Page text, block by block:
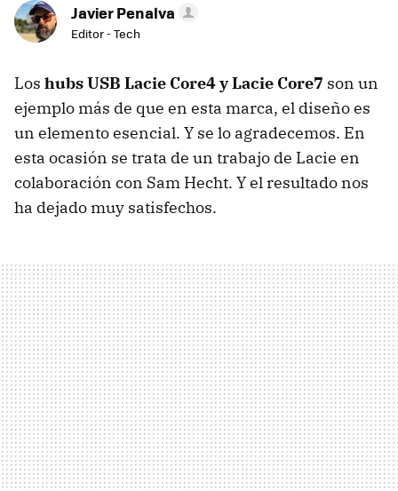
Javier Penalva
Editor - Tech
Los hubs USB Lacie Core4 y Lacie Core7 son un
ejemplo más de que en esta marca, el diseño es
un elemento esencial. Y se lo agradecemos. En
esta ocasión se trata de un trabajo de Lacie en
colaboración con Sam Hecht. Y el resultado nos
ha dejado muy satisfechos.